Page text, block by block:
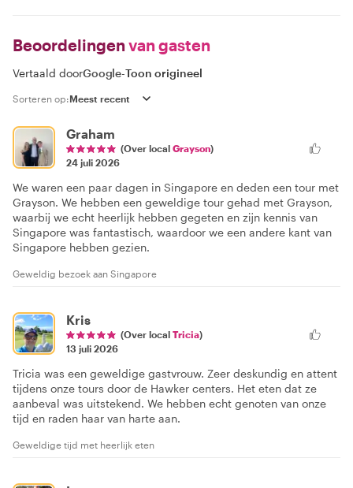
Beoordelingen van gasten
Vertaald doorGoogle-Toon origineel
Sorteren op:
Graham
(Over local Grayson)
24 juli 2026
We waren een paar dagen in Singapore en deden een tour met
Grayson. We hebben een geweldige tour gehad met Grayson,
waarbij we echt heerlijk hebben gegeten en zijn kennis van
Singapore was fantastisch, waardoor we een andere kant van
Singapore hebben gezien.
Geweldig bezoek aan Singapore
Kris
(Over local Tricia)
13 juli 2026
Tricia was een geweldige gastvrouw. Zeer deskundig en attent
tijdens onze tours door de Hawker centers. Het eten dat ze
aanbeval was uitstekend. We hebben echt genoten van onze
tijd en raden haar van harte aan.
Geweldige tijd met heerlijk eten